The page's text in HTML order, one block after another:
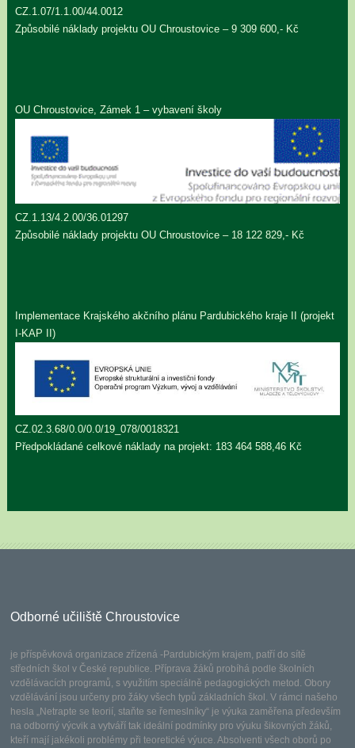
CZ.1.07/1.1.00/44.0012
Způsobilé náklady projektu OU Chroustovice – 9 309 600,- Kč
OU Chroustovice, Zámek 1 – vybavení školy
CZ.1.13/4.2.00/36.01297
Způsobilé náklady projektu OU Chroustovice – 18 122 829,- Kč
Implementace Krajského akčního plánu Pardubického kraje II (projekt
I-KAP II)
CZ.02.3.68/0.0/0.0/19_078/0018321
Předpokládané celkové náklady na projekt: 183 464 588,46 Kč
Odborné učiliště Chroustovice
je příspěvková organizace zřízená -Pardubickým krajem, patří do sítě
středních škol v České republice. Příprava žáků probíhá podle školních
vzdělávacích programů, s využitím speciálně pedagogických metod. Obory
vzdělávání jsou určeny pro žáky všech typů základních škol. V rámci našeho
hesla „Netrapte se teorií, staňte se řemeslníky“ je výuka zaměřena především
na odborný výcvik a vytváří tak ideální podmínky pro výuku šikovných žáků,
kteří mají jakékoli problémy při teoretické výuce. Absolventi všech oborů po